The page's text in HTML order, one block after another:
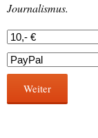
Journalismus.
Weiter